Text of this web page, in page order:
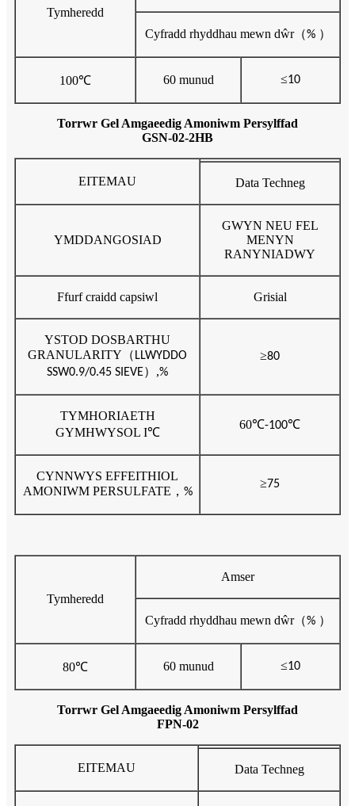
Tymheredd
Cyfradd rhyddhau mewn dŵr（% ）
100℃ 60 munud ≤10
Torrwr Gel Amgaeedig Amoniwm Persylffad
GSN-02-2HB
EITEMAU Data Techneg
YMDDANGOSIAD
GWYN NEU FEL
MENYN
RANYNIADWY
Ffurf craidd capsiwl Grisial
YSTOD DOSBARTHU
GRANULARITY （ LLWYDDO
SSW0.9/0.45 SIEVE）,%
≥80
TYMHORIAETH
GYMHWYSOL I℃
60℃-100℃
CYNNWYS EFFEITHIOL
AMONIWM PERSULFATE ， %
≥75
Tymheredd
Amser
Cyfradd rhyddhau mewn dŵr（% ）
80℃ 60 munud ≤10
Torrwr Gel Amgaeedig Amoniwm Persylffad
FPN-02
EITEMAU Data Techneg